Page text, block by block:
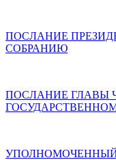
ПОСЛАНИЕ
СОБРАНИЮ
ПОСЛАНИЕ ГЛАВЫ
УПОЛНОМОЧЕННЫЙ